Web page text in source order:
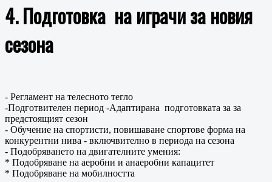
4. Подготовка на играчи за новия
сезона
- Регламент на телесното тегло
-Подготвителен период -Адаптирана подготовката за за
предстоящият сезон
- Обучение на спортисти, повишаване спортове форма на
конкурентни нива - включвително в периода на сезона
- Подобряването на двигателните умения:
* Подобряване на аеробни и анаеробни капацитет
* Подобряване на мобилността